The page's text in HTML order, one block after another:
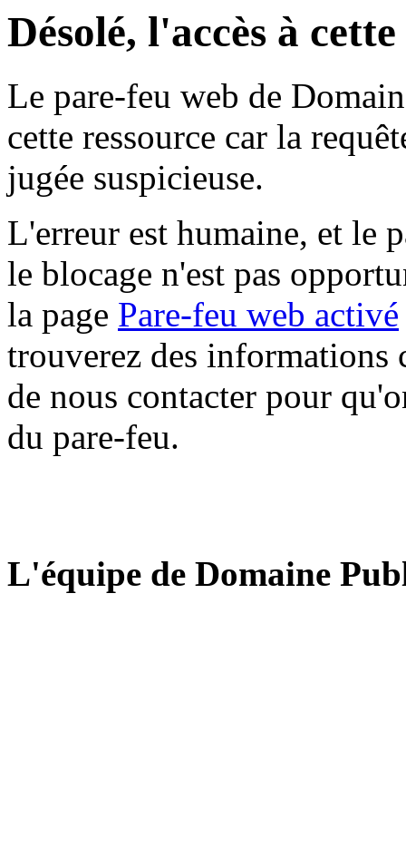
Désolé, l'accès à
Le pare-feu web de
cette ressource car la
jugée suspicieuse.
L'erreur est humaine, et le
le blocage n'est pas
la page Pare-feu web activé
trouverez des informations
de nous contacter pour
du pare-feu.
L'équipe de Domaine